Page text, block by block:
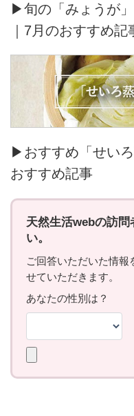
▶旬の「みょうが
｜7月のおすすめ記
▶おすすめ「せい
おすすめ記事